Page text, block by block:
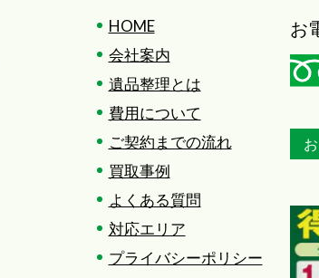
HOME
会社案内
遺品整理とは
費用について
ご契約までの流れ
買取事例
よくある質問
対応エリア
プライバシーポリシー
お